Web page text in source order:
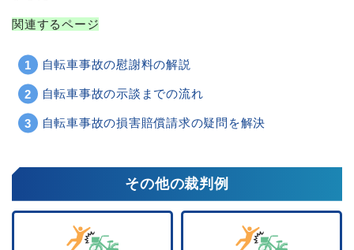
関連するページ
自転車事故の慰謝料の解説
自転車事故の示談までの流れ
自転車事故の損害賠償請求の疑問を解決
その他の裁判例